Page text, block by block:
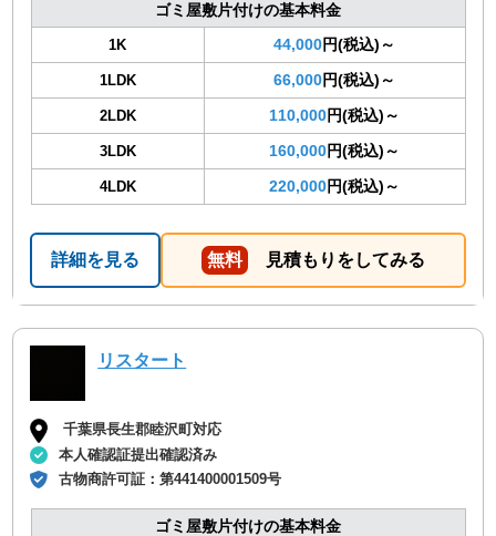
ゴミ屋敷片付けの基本料金
1K 44,000円(税込)～
1LDK 66,000円(税込)～
2LDK 110,000円(税込)～
3LDK 160,000円(税込)～
4LDK 220,000円(税込)～
詳細を見る 無料 見積もりをしてみる
リスタート
千葉県長生郡睦沢町対応
本人確認証提出確認済み
古物商許可証：第441400001509号
ゴミ屋敷片付けの基本料金